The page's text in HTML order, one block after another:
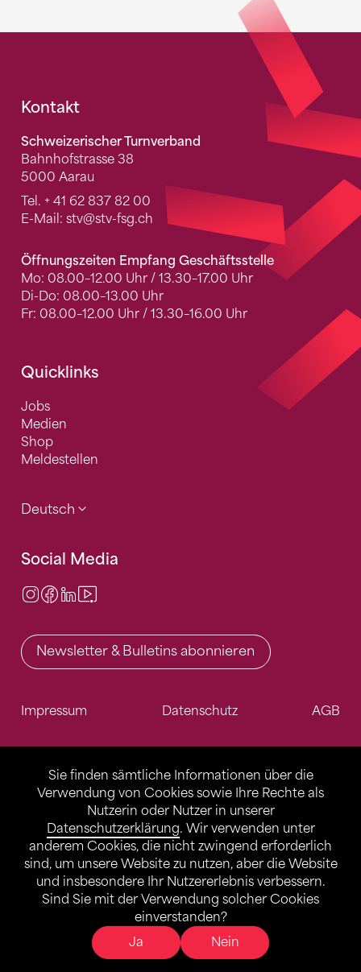
Sie finden sämtliche Informationen über die
Verwendung von Cookies sowie Ihre Rechte als
Nutzerin oder Nutzer in unserer
Datenschutzerklärung. Wir verwenden unter
anderem Cookies, die nicht zwingend erforderlich
sind, um unsere Website zu nutzen, aber die Website
und insbesondere Ihr Nutzererlebnis verbessern.
Sind Sie mit der Verwendung solcher Cookies
einverstanden?
Ja
Nein
Fusszeile
Kontakt
Schweizerischer Turnverband
Bahnhofstrasse 38
5000 Aarau
Tel. + 41 62 837 82 00
E-Mail: stv@stv-fsg.ch
Öffnungszeiten Empfang Geschäftsstelle
Mo: 08.00–12.00 Uhr / 13.30–17.00 Uhr
Di-Do: 08.00–13.00 Uhr
Fr: 08.00–12.00 Uhr / 13.30–16.00 Uhr
Quicklinks
Jobs
Medien
Shop
Meldestellen
Deutsch
Social Media
Instagram
Facebook
LinkedIn
Newsletter & Bulletins abonnieren
Impressum Datenschutz AGB